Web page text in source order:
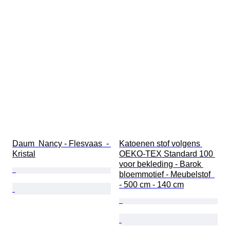
Daum  Nancy - Flesvaas  -
Kristal
Katoenen stof volgens
OEKO-TEX Standard 100
voor bekleding - Barok
bloemmotief - Meubelstof
- 500 cm - 140 cm